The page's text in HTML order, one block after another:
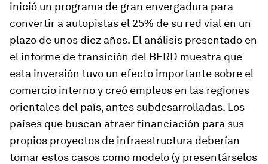
inició un programa de gran envergadura para
convertir a autopistas el 25% de su red vial en un
plazo de unos diez años. El análisis presentado en
el informe de transición del BERD muestra que
esta inversión tuvo un efecto importante sobre el
comercio interno y creó empleos en las regiones
orientales del país, antes subdesarrolladas. Los
países que buscan atraer financiación para sus
propios proyectos de infraestructura deberían
tomar estos casos como modelo (y presentárselos